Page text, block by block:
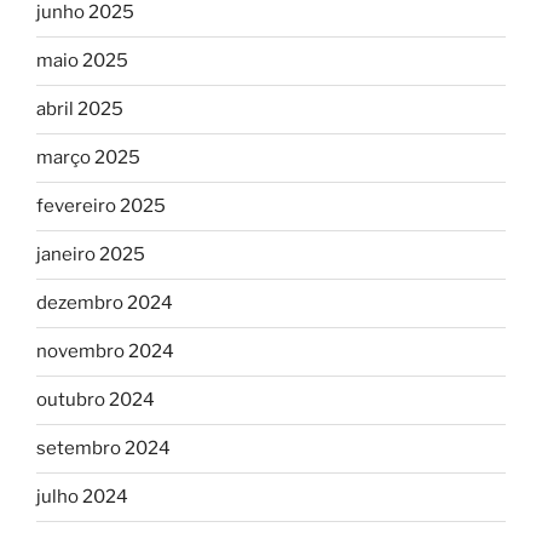
junho 2025
maio 2025
abril 2025
março 2025
fevereiro 2025
janeiro 2025
dezembro 2024
novembro 2024
outubro 2024
setembro 2024
julho 2024